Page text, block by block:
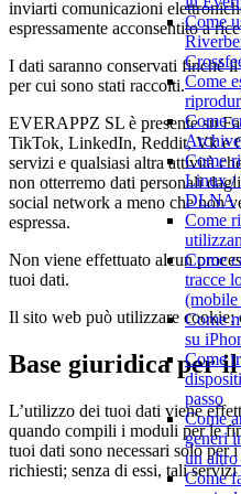
Come
Come
Come
Come
Linux /
DLNA
Come
Come
tracce
(mobile
Come
su
Come
passo
Come
generi
un
Come
inviarti comunicazioni
espressamente acconsentito a
I dati saranno conservati finché
per cui sono stati raccolti.
EVERAPPZ SL è presente su
TikTok, LinkedIn, Reddit, Vk e
servizi e qualsiasi altra attività
non otterremo dati personali
social network a meno che non
espressa.
Non viene effettuato alcun
tuoi dati.
Il sito web può utilizzare cookie;
Base giuridica per
L’utilizzo dei tuoi dati viene
quando compili i moduli per le
tuoi dati sono necessari solo
richiesti; senza di essi, tali